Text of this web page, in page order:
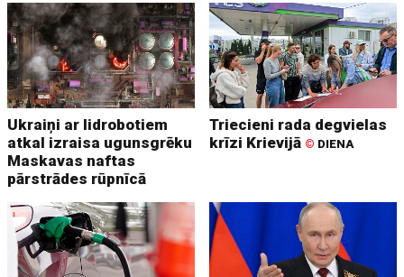
Ukraiņi ar lidrobotiem
atkal izraisa ugunsgrēku
Maskavas naftas
pārstrādes rūpnīcā
Triecieni rada degvielas
krīzi Krievijā © DIENA